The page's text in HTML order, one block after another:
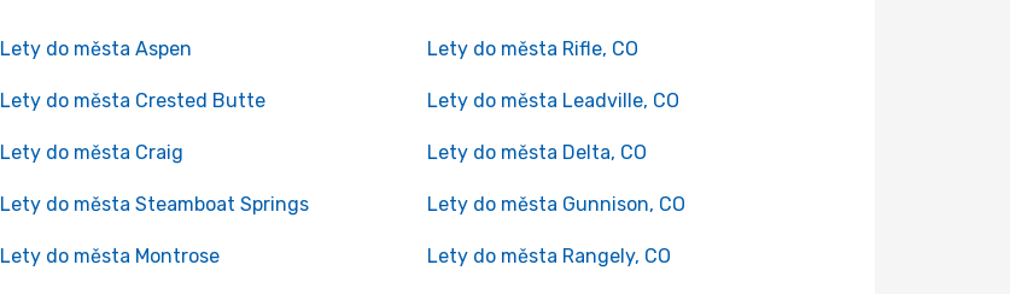
Lety do města Aspen Lety do města Rifle, CO
Lety do města Crested Butte Lety do města Leadville, CO
Lety do města Craig Lety do města Delta, CO
Lety do města Steamboat Springs Lety do města Gunnison, CO
Lety do města Montrose Lety do města Rangely, CO